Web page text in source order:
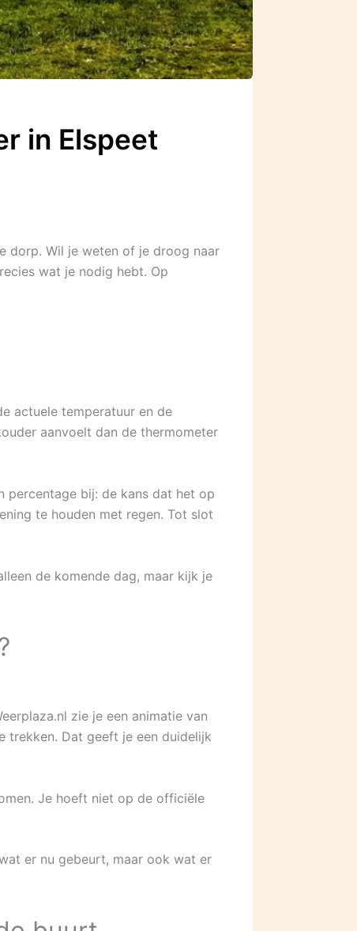
in Elspeet
dorp. Wil je weten of je droog naar
wat je nodig hebt. Op
actuele temperatuur en de
aanvoelt dan de thermometer
percentage bij: de kans dat het op
te houden met regen. Tot slot
de komende dag, maar kijk je
zie je een animatie van
trekken. Dat geeft je een duidelijk
Je hoeft niet op de officiële
er nu gebeurt, maar ook wat er